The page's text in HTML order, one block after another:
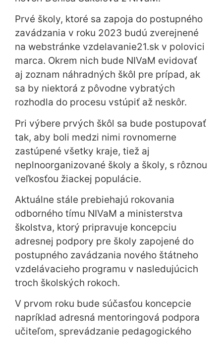
Prvé školy, ktoré sa zapoja do postupného
zavádzania v roku 2023 budú zverejnené
na webstránke vzdelavanie21.sk v polovici
marca. Okrem nich bude NIVaM evidovať
aj zoznam náhradných škôl pre prípad, ak
sa by niektorá z pôvodne vybratých
rozhodla do procesu vstúpiť až neskôr.
Pri výbere prvých škôl sa bude postupovať
tak, aby boli medzi nimi rovnomerne
zastúpené všetky kraje, tiež aj
neplnoorganizované školy a školy, s rôznou
veľkosťou žiackej populácie.
Aktuálne stále prebiehajú rokovania
odborného tímu NIVaM a ministerstva
školstva, ktorý pripravuje koncepciu
adresnej podpory pre školy zapojené do
postupného zavádzania nového štátneho
vzdelávacieho programu v nasledujúcich
troch školských rokoch.
V prvom roku bude súčasťou koncepcie
napríklad adresná mentoringová podpora
učiteľom, sprevádzanie pedagogického